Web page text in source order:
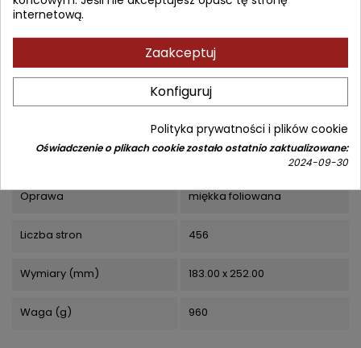
Indeks80619
EAN139781119413141
Oprawa miękka foliowana
Liczba stron 456
Wymiary (mm) 183.00 x 252.00
Waga (g) 960
internetową.
Zaakceptuj
Konfiguruj
Polityka prywatności i plików cookie
Oświadczenie o plikach cookie zostało ostatnio zaktualizowane:
2024-09-30